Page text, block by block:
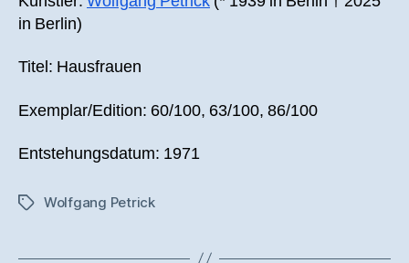
in Berlin)
Titel: Hausfrauen
Exemplar/Edition: 60/100, 63/100, 86/100
Entstehungsdatum: 1971
Schlagwörter
Wolfgang Petrick